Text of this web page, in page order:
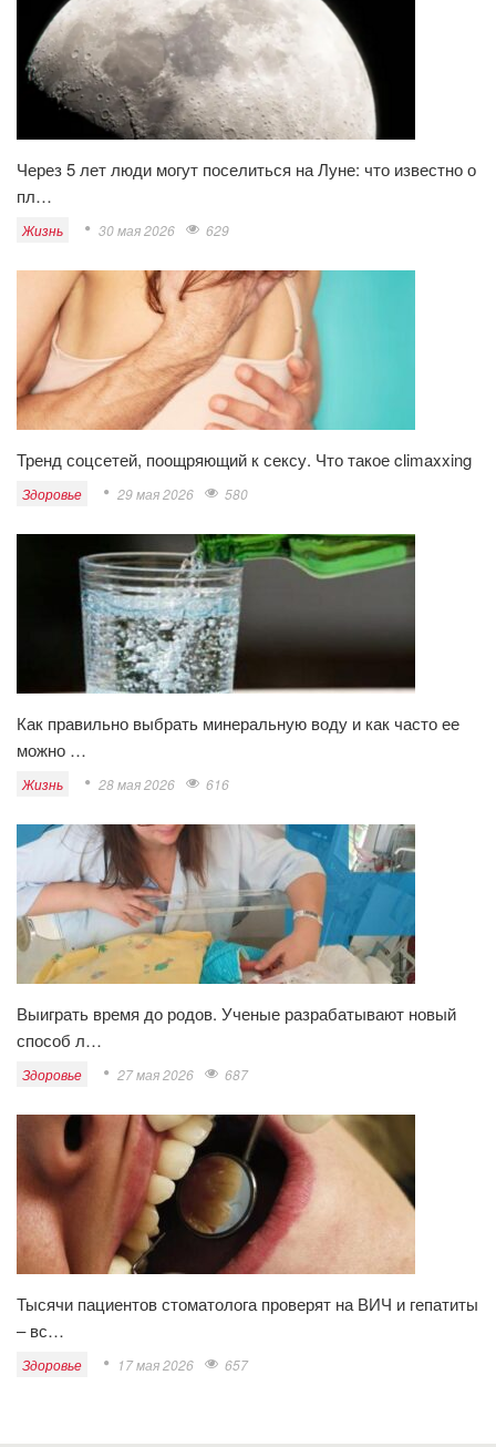
Через 5 лет люди могут поселиться на Луне: что известно о
пл…
Жизнь 30 мая 2026 629
Тренд соцсетей, поощряющий к сексу. Что такое climaxxing
Здоровье 29 мая 2026 580
Как правильно выбрать минеральную воду и как часто ее
можно …
Жизнь 28 мая 2026 616
Выиграть время до родов. Ученые разрабатывают новый
способ л…
Здоровье 27 мая 2026 687
Тысячи пациентов стоматолога проверят на ВИЧ и гепатиты
– вс…
Здоровье 17 мая 2026 657